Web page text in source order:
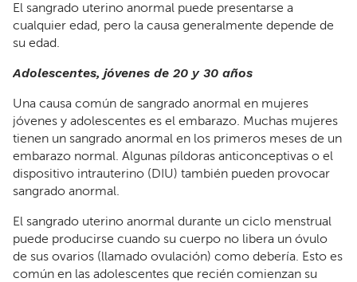
El sangrado uterino anormal puede presentarse a
cualquier edad, pero la causa generalmente depende de
su edad.
Adolescentes, jóvenes de 20 y 30 años
Una causa común de sangrado anormal en mujeres
jóvenes y adolescentes es el embarazo. Muchas mujeres
tienen un sangrado anormal en los primeros meses de un
embarazo normal. Algunas píldoras anticonceptivas o el
dispositivo intrauterino (DIU) también pueden provocar
sangrado anormal.
El sangrado uterino anormal durante un ciclo menstrual
puede producirse cuando su cuerpo no libera un óvulo
de sus ovarios (llamado ovulación) como debería. Esto es
común en las adolescentes que recién comienzan su